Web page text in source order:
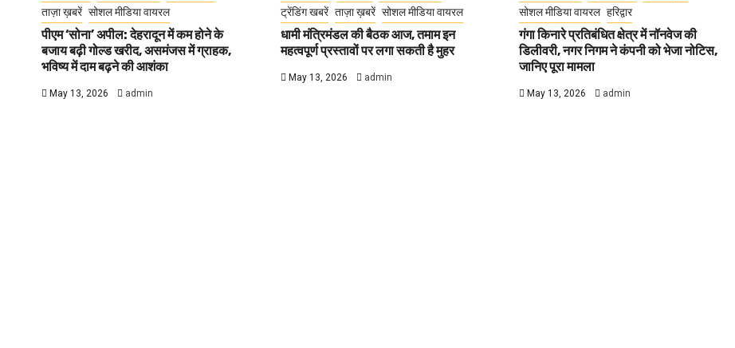
ताज़ा ख़बरें सोशल मीडिया वायरल
पीएम ‘सोना’ अपील: देहरादून में कम होने के
बजाय बढ़ी गोल्ड खरीद, असमंजस में ग्राहक,
भविष्य में दाम बढ़ने की आशंका
May 13, 2026 admin
ट्रेंडिंग खबरें ताज़ा ख़बरें सोशल मीडिया वायरल
धामी मंत्रिमंडल की बैठक आज, तमाम इन
महत्वपूर्ण प्रस्तावों पर लगा सकती है मुहर
May 13, 2026 admin
सोशल मीडिया वायरल हरिद्वार
गंगा किनारे प्रतिबंधित क्षेत्र में नॉनवेज की
डिलीवरी, नगर निगम ने कंपनी को भेजा नोटिस,
जानिए पूरा मामला
May 13, 2026 admin